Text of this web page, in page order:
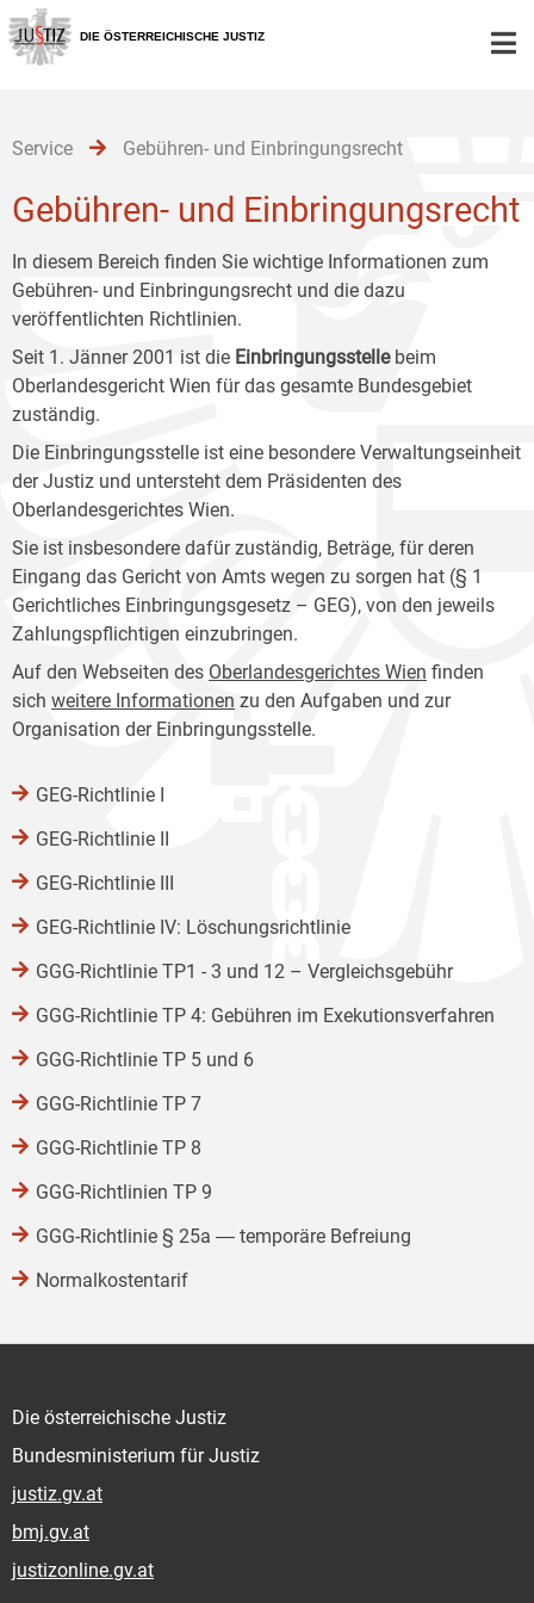
Zur
Hauptnavigation
[1]
Zum
Inhalt
[2]
Zum
Untermenü
[3]
DIE ÖSTERREICHISCHE JUSTIZ
Service Gebühren- und Einbringungsrecht
Gebühren- und Einbringungsrecht
In diesem Bereich finden Sie wichtige Informationen zum
Gebühren- und Einbringungsrecht und die dazu
veröffentlichten Richtlinien.
Seit 1. Jänner 2001 ist die Einbringungsstelle beim
Oberlandesgericht Wien für das gesamte Bundesgebiet
zuständig.
Die Einbringungsstelle ist eine besondere Verwaltungseinheit
der Justiz und untersteht dem Präsidenten des
Oberlandesgerichtes Wien.
Sie ist insbesondere dafür zuständig, Beträge, für deren
Eingang das Gericht von Amts wegen zu sorgen hat (§ 1
Gerichtliches Einbringungsgesetz – GEG), von den jeweils
Zahlungspflichtigen einzubringen.
Auf den Webseiten des Oberlandesgerichtes Wien finden
sich weitere Informationen zu den Aufgaben und zur
Organisation der Einbringungsstelle.
GEG-Richtlinie I
GEG-Richtlinie II
GEG-Richtlinie III
GEG-Richtlinie IV: Löschungsrichtlinie
GGG-Richtlinie TP1 - 3 und 12 – Vergleichsgebühr
GGG-Richtlinie TP 4: Gebühren im Exekutionsverfahren
GGG-Richtlinie TP 5 und 6
GGG-Richtlinie TP 7
GGG-Richtlinie TP 8
GGG-Richtlinien TP 9
GGG-Richtlinie § 25a ― temporäre Befreiung
Normalkostentarif
Die österreichische Justiz
Bundesministerium für Justiz
justiz.gv.at
bmj.gv.at
justizonline.gv.at